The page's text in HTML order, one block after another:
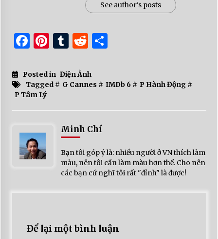
See author's posts
Facebook
Pinterest
Tumblr
Reddit
Share
Posted in Điện Ảnh
Tagged # G Cannes # IMDb 6# P Hành Động#
P Tâm Lý
Minh Chí
Bạn tôi góp ý là: nhiều người ở VN thích làm
màu, nên tôi cần làm màu hơn thế. Cho nên
các bạn cứ nghĩ tôi rất "đỉnh" là được!
Để lại một bình luận